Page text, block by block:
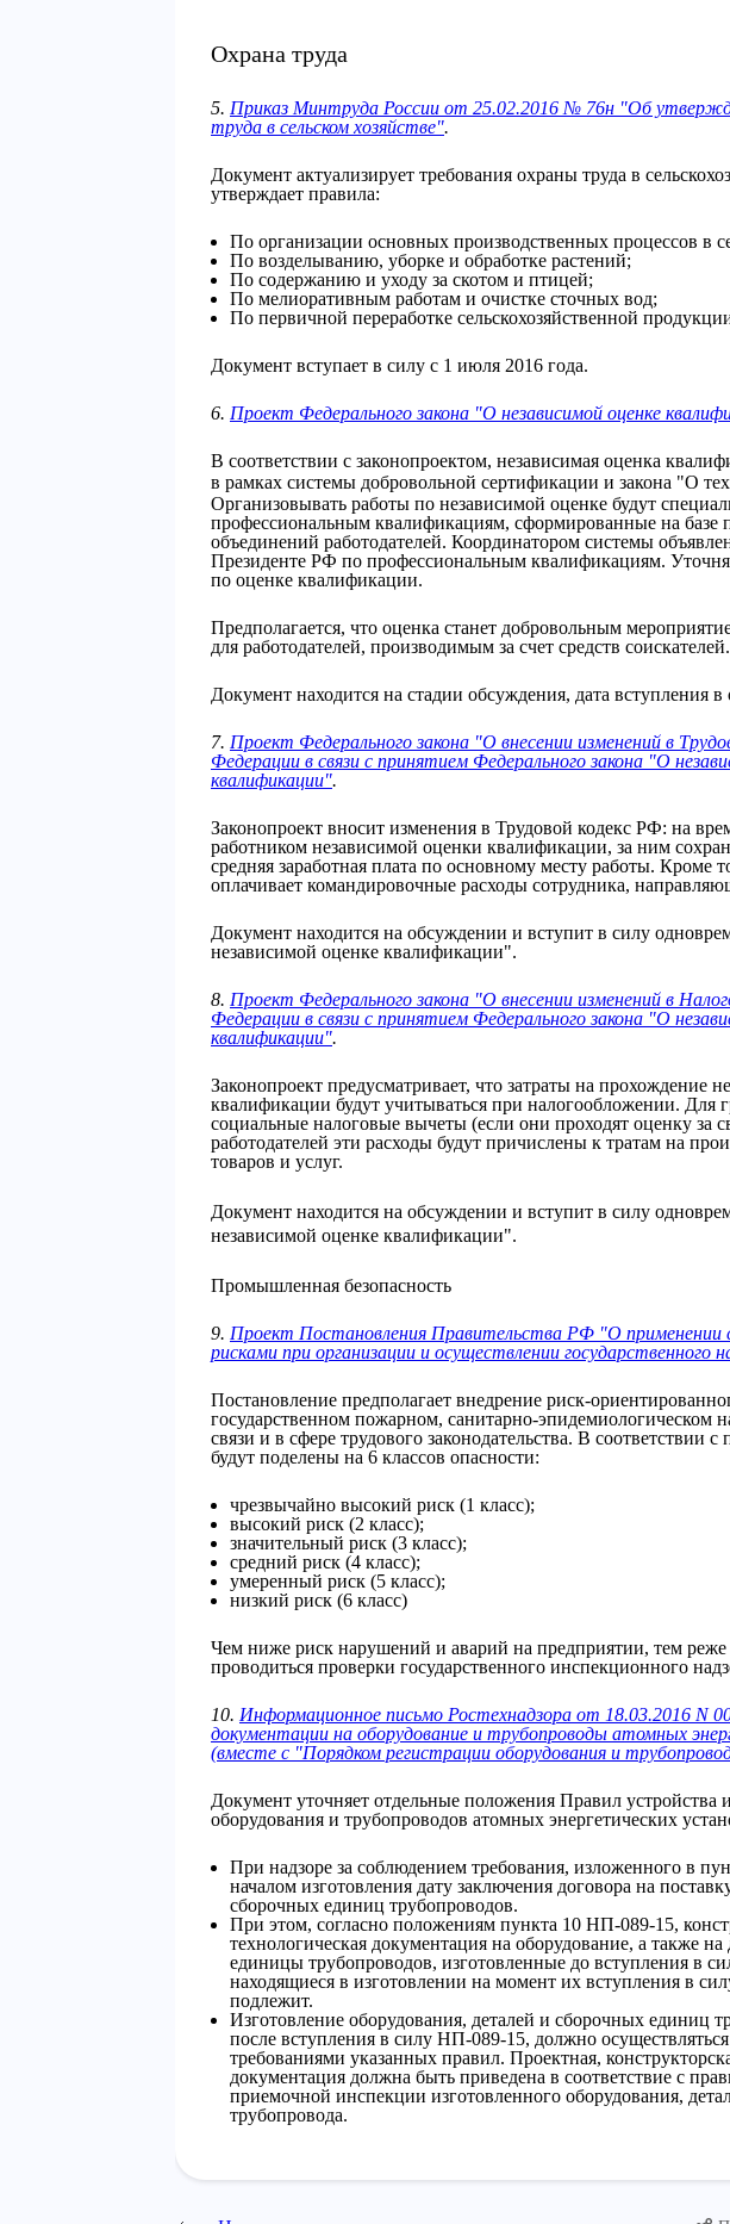
Охрана труда
5. Приказ Минтруда России от 25.02.2016 № 76н "Об
труда в сельском хозяйстве".
Документ актуализирует требования охраны труда в
утверждает правила:
По организации основных производственных процессов в
По возделыванию, уборке и обработке растений;
По содержанию и уходу за скотом и птицей;
По мелиоративным работам и очистке сточных вод;
По первичной переработке сельскохозяйственной
Документ вступает в силу с 1 июля 2016 года.
6. Проект Федерального закона "О независимой оценке
В соответствии с законопроектом, независимая оценка
в рамках системы добровольной сертификации и закона "О
Организовывать работы по независимой оценке будут
профессиональным квалификациям, сформированные на базе
объединений работодателей. Координатором системы
Президенте РФ по профессиональным квалификациям.
по оценке квалификации.
Предполагается, что оценка станет добровольным
для работодателей, производимым за счет средств соискателей.
Документ находится на стадии обсуждения, дата вступления в
7. Проект Федерального закона "О внесении изменений в
Федерации в связи с принятием Федерального закона "О
квалификации".
Законопроект вносит изменения в Трудовой кодекс РФ: на
работником независимой оценки квалификации, за ним
средняя заработная плата по основному месту работы. Кроме
оплачивает командировочные расходы сотрудника,
Документ находится на обсуждении и вступит в силу
независимой оценке квалификации".
8. Проект Федерального закона "О внесении изменений в
Федерации в связи с принятием Федерального закона "О
квалификации".
Законопроект предусматривает, что затраты на прохождение
квалификации будут учитываться при налогообложении. Для
социальные налоговые вычеты (если они проходят оценку за
работодателей эти расходы будут причислены к тратам на
товаров и услуг.
Документ находится на обсуждении и вступит в силу
независимой оценке квалификации".
Промышленная безопасность
9. Проект Постановления Правительства РФ "О применении
рисками при организации и осуществлении государственного
Постановление предполагает внедрение риск-
государственном пожарном, санитарно-эпидемиологическом
связи и в сфере трудового законодательства. В соответствии
будут поделены на 6 классов опасности:
чрезвычайно высокий риск (1 класс);
высокий риск (2 класс);
значительный риск (3 класс);
средний риск (4 класс);
умеренный риск (5 класс);
низкий риск (6 класс)
Чем ниже риск нарушений и аварий на предприятии, тем
проводиться проверки государственного инспекционного
10. Информационное письмо Ростехнадзора от 18.03.2016 N
документации на оборудование и трубопроводы атомных
(вместе с "Порядком регистрации оборудования и
Документ уточняет отдельные положения Правил устройства
оборудования и трубопроводов атомных энергетических
При надзоре за соблюдением требования, изложенного в
началом изготовления дату заключения договора на
сборочных единиц трубопроводов.
При этом, согласно положениям пункта 10 НП-089-15,
технологическая документация на оборудование, а также
единицы трубопроводов, изготовленные до вступления в
находящиеся в изготовлении на момент их вступления в
подлежит.
Изготовление оборудования, деталей и сборочных единиц
после вступления в силу НП-089-15, должно осуществляться
требованиями указанных правил. Проектная,
документация должна быть приведена в соответствие с
приемочной инспекции изготовленного оборудования,
трубопровода.